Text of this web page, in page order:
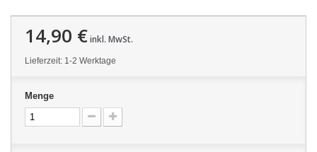
14,90 €inkl. MwSt.
Lieferzeit: 1-2 Werktage
Menge